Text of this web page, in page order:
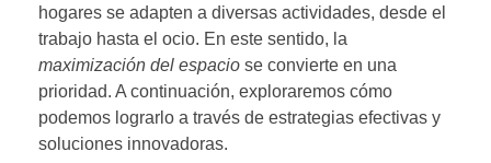
hogares se adapten a diversas actividades, desde el
trabajo hasta el ocio. En este sentido, la
maximización del espacio se convierte en una
prioridad. A continuación, exploraremos cómo
podemos lograrlo a través de estrategias efectivas y
soluciones innovadoras.